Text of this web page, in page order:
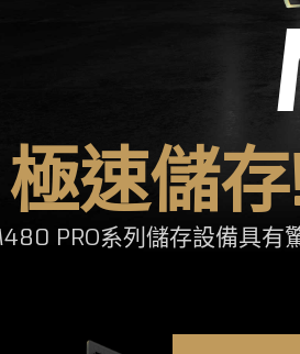
極速儲
PRO系列儲存設備具